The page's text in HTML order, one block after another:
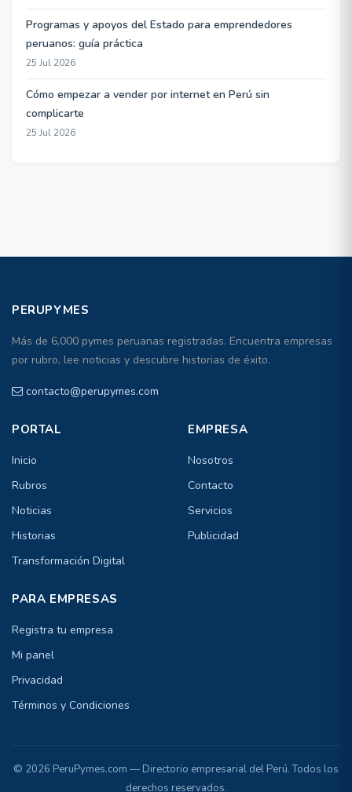
Programas y apoyos del Estado para emprendedores
peruanos: guía práctica
25 Jul 2026
Cómo empezar a vender por internet en Perú sin
complicarte
25 Jul 2026
PERUPYMES
Más de 6,000 pymes peruanas registradas. Encuentra empresas
por rubro, lee noticias y descubre historias de éxito.
contacto@perupymes.com
PORTAL
Inicio
Rubros
Noticias
Historias
Transformación Digital
EMPRESA
Nosotros
Contacto
Servicios
Publicidad
PARA EMPRESAS
Registra tu empresa
Mi panel
Privacidad
Términos y Condiciones
© 2026 PeruPymes.com — Directorio empresarial del Perú. Todos los
derechos reservados.